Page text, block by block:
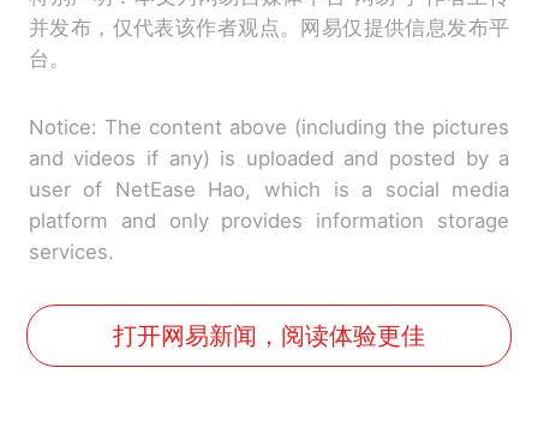
并发布，仅代表该作者观点。网易仅提供信息发布平
台。
Notice: The content above (including the pictures
and videos if any) is uploaded and posted by a
user of NetEase Hao, which is a social media
platform and only provides information storage
services.
打开网易新闻，阅读体验更佳